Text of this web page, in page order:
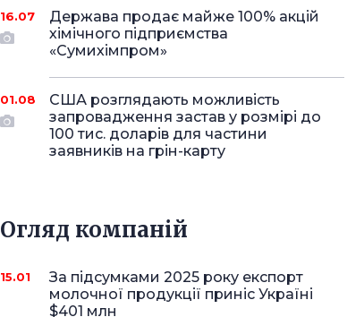
16.07
Держава продає майже 100% акцій
хімічного підприємства
«Сумихімпром»
01.08
США розглядають можливість
запровадження застав у розмірі до
100 тис. доларів для частини
заявників на грін-карту
Огляд компаній
15.01
За підсумками 2025 року експорт
молочної продукції приніс Україні
$401 млн